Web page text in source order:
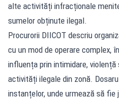
alte activități infracționale
sumelor obținute ilegal.
Procurorii DIICOT descriu
cu un mod de operare complex,
influența prin intimidare,
activități ilegale din zonă.
instanțelor, unde urmează să fie